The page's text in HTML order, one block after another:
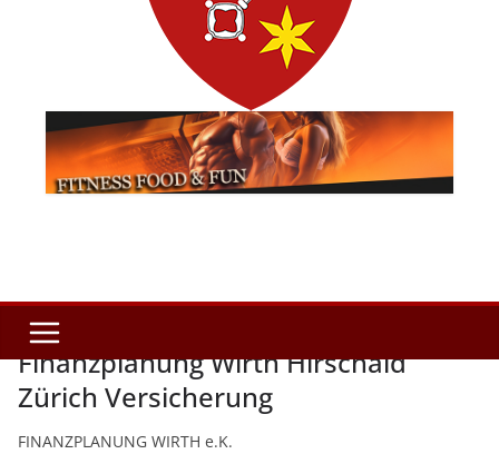
Finanzplanung Wirth Hirschaid
Zürich Versicherung
FINANZPLANUNG WIRTH e.K.